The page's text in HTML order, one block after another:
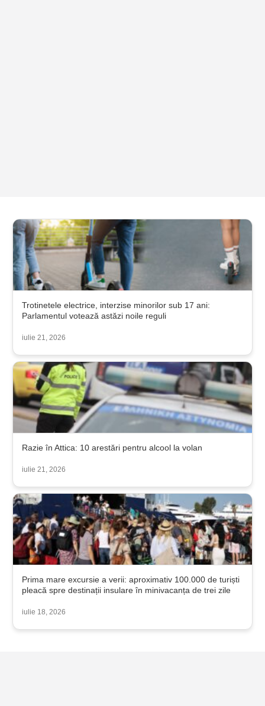
Trotinetele electrice, interzise minorilor sub 17 ani:
Parlamentul votează astăzi noile reguli
iulie 21, 2026
Razie în Attica: 10 arestări pentru alcool la volan
iulie 21, 2026
Prima mare excursie a verii: aproximativ 100.000 de turiști
pleacă spre destinații insulare în minivacanța de trei zile
iulie 18, 2026